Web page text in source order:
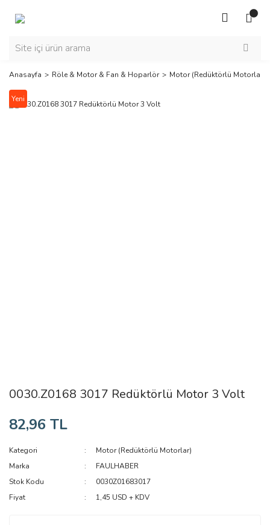
Anasayfa Röle & Motor & Fan & Hoparlör Motor (Redüktörlü Motorlar)
Yeni
0030.Z0168 3017 Redüktörlü Motor 3 Volt
82,96 TL
Kategori
Motor (Redüktörlü Motorlar)
Marka
FAULHABER
Stok Kodu
0030Z01683017
Fiyat
1,45 USD + KDV